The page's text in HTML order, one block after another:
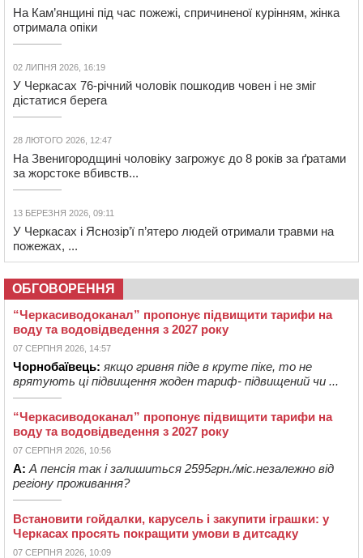
На Кам’янщині під час пожежі, спричиненої курінням, жінка
отримала опіки
02 ЛИПНЯ 2026, 16:19
У Черкасах 76-річний чоловік пошкодив човен і не зміг
дістатися берега
28 ЛЮТОГО 2026, 12:47
На Звенигородщині чоловіку загрожує до 8 років за ґратами
за жорстоке вбивств...
13 БЕРЕЗНЯ 2026, 09:11
У Черкасах і Яснозір’ї п’ятеро людей отримали травми на
пожежах, ...
ОБГОВОРЕННЯ
“Черкасиводоканал” пропонує підвищити тарифи на
воду та водовідведення з 2027 року
07 СЕРПНЯ 2026, 14:57
Чорнобаївець: якщо гривня піде в круте піке, то не
врятують ці підвищення жоден тариф- підвищений чи ...
“Черкасиводоканал” пропонує підвищити тарифи на
воду та водовідведення з 2027 року
07 СЕРПНЯ 2026, 10:56
А: А пенсія так і залишиться 2595грн./міс.незалежно від
регіону проживання?
Встановити гойдалки, карусель і закупити іграшки: у
Черкасах просять покращити умови в дитсадку
07 СЕРПНЯ 2026, 10:09